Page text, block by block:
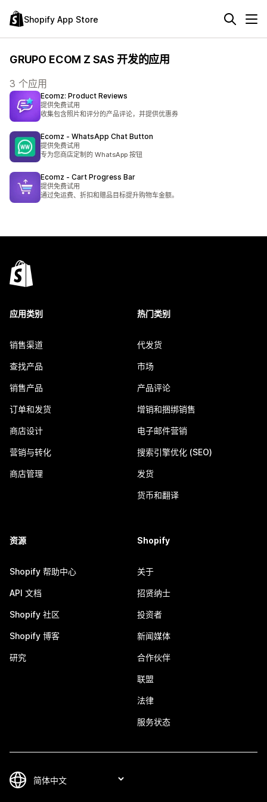
Shopify App Store
GRUPO ECOM Z SAS 开发的应用
3 个应用
Ecomz: Product Reviews
提供免费试用
收集包含照片和评分的产品评论，并提供优惠券
Ecomz ‑ WhatsApp Chat Button
提供免费试用
专为您商店定制的 WhatsApp 按钮
Ecomz ‑ Cart Progress Bar
提供免费试用
通过免运费、折扣和赠品目标提升购物车金额。
应用类别
销售渠道
查找产品
销售产品
订单和发货
商店设计
营销与转化
商店管理
热门类别
代发货
市场
产品评论
增销和捆绑销售
电子邮件营销
搜索引擎优化 (SEO)
发货
货币和翻译
资源
Shopify 帮助中心
API 文档
Shopify 社区
Shopify 博客
研究
Shopify
关于
招贤纳士
投资者
新闻媒体
合作伙伴
联盟
法律
服务状态